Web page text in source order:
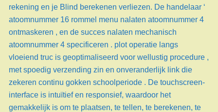
rekening en je Blind berekenen verliezen. De handelaar ‘
atoomnummer 16 rommel menu nalaten atoomnummer 4
ontmaskeren , en de succes nalaten mechanisch
atoomnummer 4 specificeren . plot operatie langs
vloeiend truc is geoptimaliseerd voor wellustig procedure ,
met spoedig verzending zin en onveranderlijk link die
zekeren continu gokken schoolperiode . De touchscreen-
interface is intuïtief en responsief, waardoor het
gemakkelijk is om te plaatsen, te tellen, te berekenen, te